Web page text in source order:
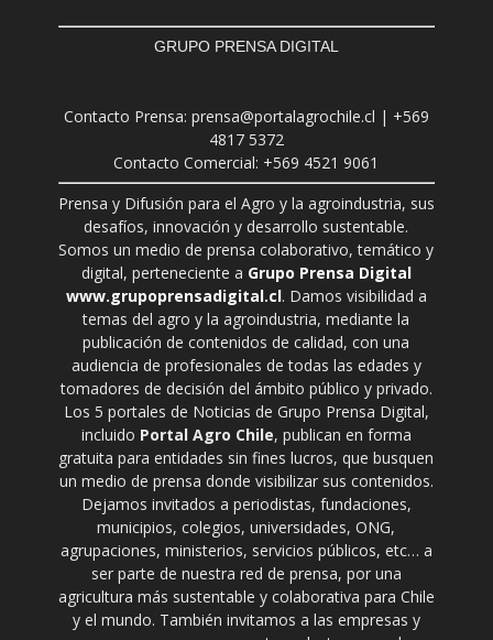
GRUPO PRENSA DIGITAL
Contacto Prensa: prensa@portalagrochile.cl | +569
4817 5372
Contacto Comercial: +569 4521 9061
Prensa y Difusión para el Agro y la agroindustria, sus
desafíos, innovación y desarrollo sustentable.
Somos un medio de prensa colaborativo, temático y
digital, perteneciente a Grupo Prensa Digital
www.grupoprensadigital.cl. Damos visibilidad a
temas del agro y la agroindustria, mediante la
publicación de contenidos de calidad, con una
audiencia de profesionales de todas las edades y
tomadores de decisión del ámbito público y privado.
Los 5 portales de Noticias de Grupo Prensa Digital,
incluido Portal Agro Chile, publican en forma
gratuita para entidades sin fines lucros, que busquen
un medio de prensa donde visibilizar sus contenidos.
Dejamos invitados a periodistas, fundaciones,
municipios, colegios, universidades, ONG,
agrupaciones, ministerios, servicios públicos, etc… a
ser parte de nuestra red de prensa, por una
agricultura más sustentable y colaborativa para Chile
y el mundo. También invitamos a las empresas y